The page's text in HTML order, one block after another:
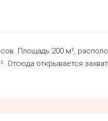
Площадь 200 м²,
Отсюда открывается